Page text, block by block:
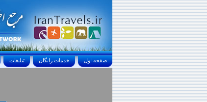
تبليغات خدمات رايگان صفحه اول